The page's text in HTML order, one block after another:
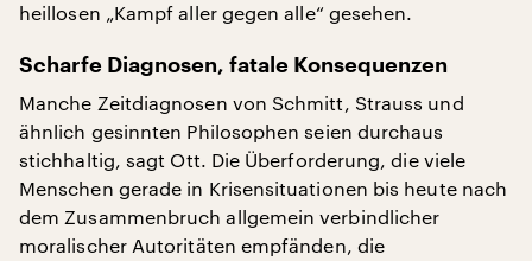
heillosen „Kampf aller gegen alle“ gesehen.
Scharfe Diagnosen, fatale Konsequenzen
Manche Zeitdiagnosen von Schmitt, Strauss und
ähnlich gesinnten Philosophen seien durchaus
stichhaltig, sagt Ott. Die Überforderung, die viele
Menschen gerade in Krisensituationen bis heute nach
dem Zusammenbruch allgemein verbindlicher
moralischer Autoritäten empfänden, die